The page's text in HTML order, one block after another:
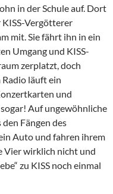
in der Schule auf. Dort
Vergötterer
mit. Sie fährt ihn in ein
Umgang und KISS-
zerplatzt, doch
Radio läuft ein
und
Auf ungewöhnliche
den Fängen des
Auto und fahren ihrem
Vier wirklich nicht und
zu KISS noch einmal